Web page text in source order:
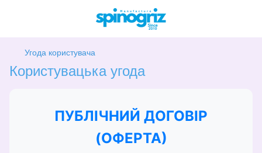
Угода користувача
Користувацька угода
ПУБЛІЧНИЙ ДОГОВІР
(ОФЕРТА)